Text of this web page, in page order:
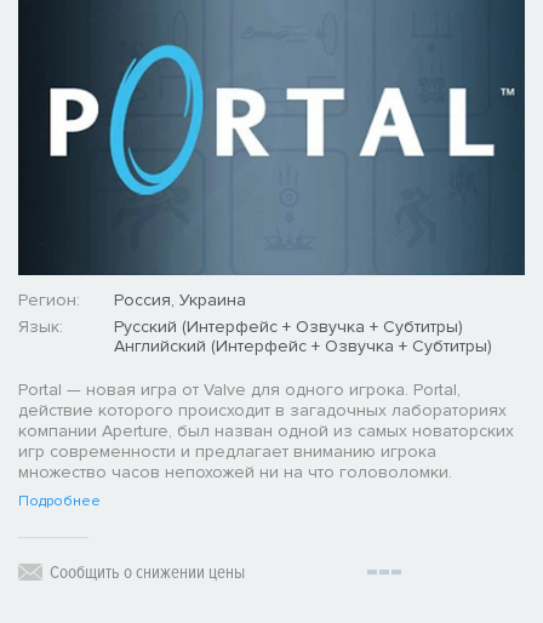
Регион:
Россия, Украина
Язык:
Русский (Интерфейс + Озвучка + Субтитры)
Английский (Интерфейс + Озвучка + Субтитры)
Portal — новая игра от Valve для одного игрока. Portal,
действие которого происходит в загадочных лабораториях
компании Aperture, был назван одной из самых новаторских
игр современности и предлагает вниманию игрока
множество часов непохожей ни на что головоломки.
Подробнее
Сообщить о снижении цены